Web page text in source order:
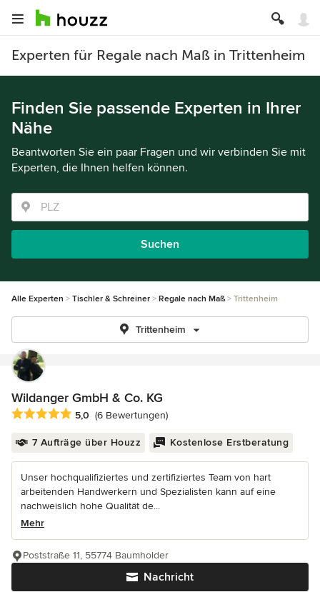
Experten für Regale nach Maß in Trittenheim
Finden Sie passende Experten in Ihrer
Nähe
Beantworten Sie ein paar Fragen und wir verbinden Sie mit
Experten, die Ihnen helfen können.
Suchen
Alle Experten Tischler & Schreiner Regale nach Maß Trittenheim
Trittenheim
Wildanger GmbH & Co. KG
Durchschnittliche Bewertung: 5 von 5 Sternen
5,0 (6 Bewertungen)
7 Aufträge über Houzz Kostenlose Erstberatung
Unser hochqualifiziertes und zertifiziertes Team von hart
arbeitenden Handwerkern und Spezialisten kann auf eine
nachweislich hohe Qualität de...
Mehr
Nachricht
Poststraße 11, 55774 Baumholder